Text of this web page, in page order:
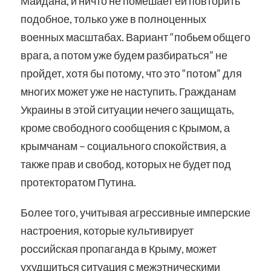
подобное, только уже в полноценных
военных масштабах. Вариант “побьем общего
врага, а потом уже будем разбираться” не
пройдет, хотя бы потому, что это “потом” для
многих может уже не наступить. Гражданам
Украины в этой ситуации нечего защищать,
кроме свободного сообщения с Крымом, а
крымчанам – социального спокойствия, а
также прав и свобод, которых не будет под
протекторатом Путина.
Более того, учитывая агрессивные имперские
настроения, которые культивирует
российская пропаганда в Крыму, может
ухудшиться ситуация с межэтническими